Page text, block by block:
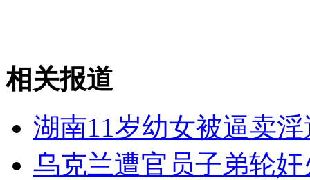
数千警力封锁歌乐山 持枪搜捕周克华
山西运城恶犬咬伤多人 警民合力深夜将其击毙
相关报道
湖南11岁幼女被逼卖
乌克兰遭官员子弟轮